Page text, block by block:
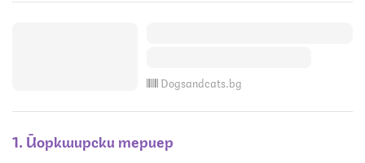
Dogsandcats.bg
1. Йоркширски териер